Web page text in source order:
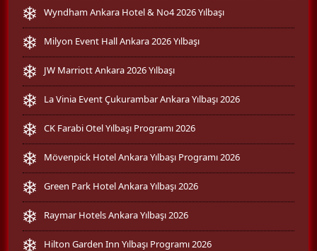
Wyndham Ankara Hotel & No4 2026 Yılbaşı
Milyon Event Hall Ankara 2026 Yılbaşı
JW Marriott Ankara 2026 Yılbaşı
La Vinia Event Çukurambar Ankara Yılbaşı 2026
CK Farabi Otel Yılbaşı Programı 2026
Mövenpick Hotel Ankara Yılbaşı Programı 2026
Green Park Hotel Ankara Yılbaşı 2026
Raymar Hotels Ankara Yılbaşı 2026
Hilton Garden Inn Yılbaşı Programı 2026